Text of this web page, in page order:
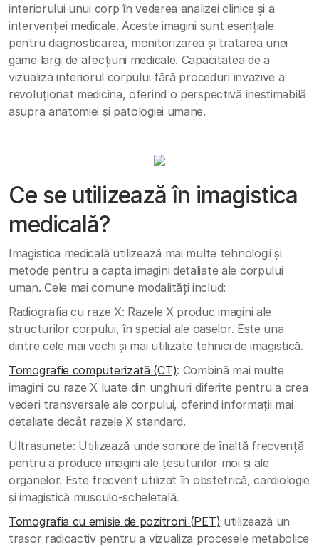
interiorului unui corp în vederea analizei clinice și a
intervenției medicale. Aceste imagini sunt esențiale
pentru diagnosticarea, monitorizarea și tratarea unei
game largi de afecțiuni medicale. Capacitatea de a
vizualiza interiorul corpului fără proceduri invazive a
revoluționat medicina, oferind o perspectivă inestimabilă
asupra anatomiei și patologiei umane.
Ce se utilizează în imagistica
medicală?
Imagistica medicală utilizează mai multe tehnologii și
metode pentru a capta imagini detaliate ale corpului
uman. Cele mai comune modalități includ:
Radiografia cu raze X: Razele X produc imagini ale
structurilor corpului, în special ale oaselor. Este una
dintre cele mai vechi și mai utilizate tehnici de imagistică.
Tomografie computerizată (CT): Combină mai multe
imagini cu raze X luate din unghiuri diferite pentru a crea
vederi transversale ale corpului, oferind informații mai
detaliate decât razele X standard.
Ultrasunete: Utilizează unde sonore de înaltă frecvență
pentru a produce imagini ale țesuturilor moi și ale
organelor. Este frecvent utilizat în obstetrică, cardiologie
și imagistică musculo-scheletală.
Tomografia cu emisie de pozitroni (PET) utilizează un
trasor radioactiv pentru a vizualiza procesele metabolice